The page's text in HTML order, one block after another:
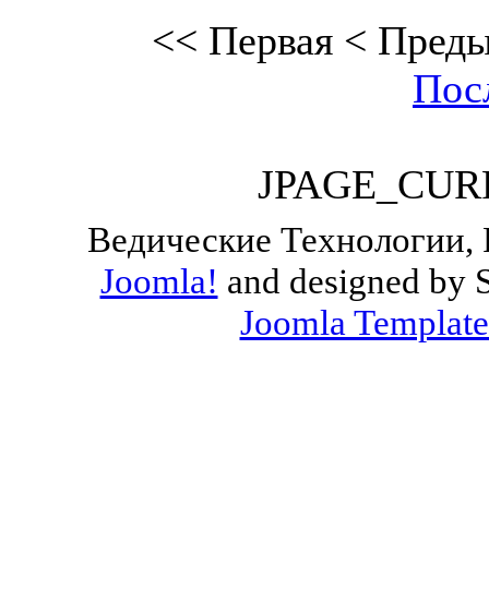
<< Первая<
Ведические Технологии,
Joomla! and designed by
Joomla